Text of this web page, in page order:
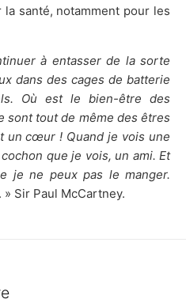
santé, notamment pour les
à entasser de la sorte
dans des cages de batterie
Où est le bien-être des
sont tout de même des êtres
un cœur ! Quand je vois une
que je vois, un ami. Et
je ne peux pas le manger.
. » Sir Paul McCartney.